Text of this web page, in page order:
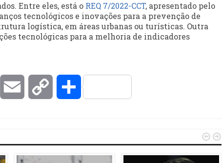
Entre eles, está o REQ 7/2022-CCT, apresentado pelo
tecnológicos e inovações para a prevenção de
logística, em áreas urbanas ou turísticas. Outra
tecnológicas para a melhoria de indicadores
Print Email Copy Compartilhar
 